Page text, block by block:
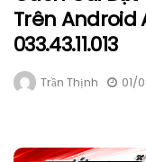
Trên Android
033.43.11.013
Trần Thịnh 01/